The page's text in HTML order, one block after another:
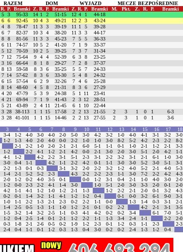
RAZEM DOM WYJAZD
MECZE BEZPOŚREDNIE
R. P. Bramki Z. R. P. Bramki Z. R. P. Bramki M. Pkt. Z. R. P.
Bramki
5 3 95-33 14 1 2 51-15 12 4 1
44-18
6 6 92-45 10 4 3 49-21 12 2 3
43-24
4 8 78-47 11 3 3 39-19 11 1 5
39-28
6 7 82-37 10 3 4 38-20 11 3 3
44-17
8 8 81-56 11 3 3 45-23 7 5 5
36-33
6 11 74-57 10 5 2 41-20 7 1 9
33-37
5 12 70-59 10 2 5 39-25 7 3 7
31-34
7 12 75-64 9 4 4 52-39 6 3 8
23-25
3 16 66-64 8 1 8 29-27 7 2 8
37-37
8 13 59-58 8 3 6 35-25 5 5 7
24-33
7 14 57-62 8 3 6 33-30 5 4 8
24-32
6 15 57-54 6 2 9 32-26 7 4 6
25-28
8 14 48-60 4 5 8 21-31 8 3 6
27-29
4 20 47-79 5 3 9 24-38 5 1 11
23-41
4 21 69-94 7 1 9 41-43 2 3 12
28-51
5 21 43-89 2 4 11 21-45 6 1 10
22-44
3 28 38-113 1 1 15 17-58 2 2 13 21-55 2 3 1 0 1
6-3
3 28 41-101 1 1 15 14-46 2 2 13 27-55 2 3 1 0 1 3-6
3 4 5 6 7 8 9 10 11 12 13 14 15 16 17
18
3-4 1-2 4-0 3-0 4-0 2-0 5-0 3-0 4-2 3-2 1-0 4-0 4-1 3-1 3-2
3-0
1-2 1-3 4-0 2-0 4-0 0-0 2-2 1-0 1-0 3-0 8-2 5-2 4-2 2-3 2-2
8-2
2-1 2-2 1-0 2-0 2-1 2-1 6-0 5-1 1-1 0-1 1-0 2-1 1-2 2-1
3-3
1-2 2-2 4-1 1-2 2-1 4-2 0-0 2-1 3-0 2-0 3-0 5-1 2-0 4-2
1-1
4-1 1-2 4-2 2-2 3-1 5-1 2-3 3-1 2-2 3-2 3-1 2-1 6-1 1-0
3-0
3-0 0-4 1-1 4-2 1-1 2-2 4-2 0-1 1-1 3-0 3-0 5-2 3-0 5-1
3-1
2-2 1-3 0-1 0-3 3-1 3-2 2-0 2-2 3-2 1-2 4-0 5-2 2-1 4-0
5-3
1-4 2-1 5-2 5-2 2-3 4-3 2-2 2-2 2-3 1-1 3-0 7-2 2-2 4-2
4-3
2-0 1-2 0-2 4-0 3-5 0-1 0-0 1-2 3-1 0-4 2-1 1-0 4-0 3-0
2-0
1-2 0-0 2-3 2-2 4-1 1-4 3-0 1-0 5-1 2-0 3-0 3-3 2-0 0-1
2-0
4-2 1-1 4-1 1-2 1-0 1-2 2-1 1-3 1-2 2-2 2-1 2-0 0-1 3-2
4-3
0-2 0-1 1-4 3-2 1-1 4-1 1-2 1-2 0-4 0-1 0-0 3-2 6-1 9-0
3-1
1-0 1-1 2-2 1-3 2-1 2-3 0-2 2-2 1-1 0-0 1-3 1-4 0-3 3-1
2-1
1-4 2-5 0-5 1-3 1-1 1-0 1-2 2-1 0-1 0-2 2-2 4-2 2-1 3-1
3-5
1-5 3-2 1-4 3-2 2-5 1-1 0-3 4-1 4-2 0-2 0-2 3-4 6-1 7-0
5-1
1-2 0-4 2-5 1-4 0-1 2-1 1-2 2-2 1-1 1-3 3-4 2-4 1-1 2-2
2-0
0-3 1-8 2-1 2-6 0-5 0-2 1-9 1-2 2-3 0-1 1-2 0-3 1-1 2-3
2-3
2-4 0-4 1-1 0-1 1-2 0-3 1-3 0-4 3-0 0-2 0-2 2-4 1-3 1-2 0-4